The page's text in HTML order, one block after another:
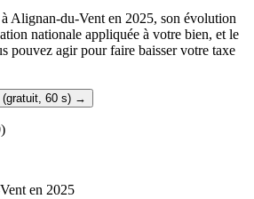
Alignan-du-Vent en 2025, son évolution
nationale appliquée à votre bien, et le
pouvez agir pour faire baisser votre taxe
60 s) →
en 2025